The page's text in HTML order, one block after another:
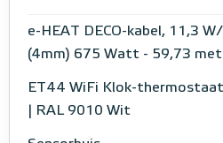
e-HEAT DECO-kabel, 11,3 W/
(4mm) 675 Watt - 59,73
ET44 WiFi Klok-
| RAL 9010 Wit